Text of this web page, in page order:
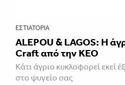
ΕΣΤΙΑΤΌΡΙΑ
ALEPOU & LAGOS: Η
Craft από την ΚΕΟ
Κάτι άγριο κυκλοφορεί εκεί
στο ψυγείο σας